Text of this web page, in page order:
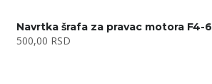
Navrtka šrafa za pravac motora F4-6
500,00 RSD